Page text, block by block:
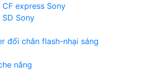
CF express Sony
SD Sony
đổi chân flash-nhại sáng
nắng